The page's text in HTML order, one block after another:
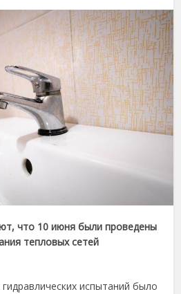
что 10 июня были проведены
тепловых сетей
испытаний было